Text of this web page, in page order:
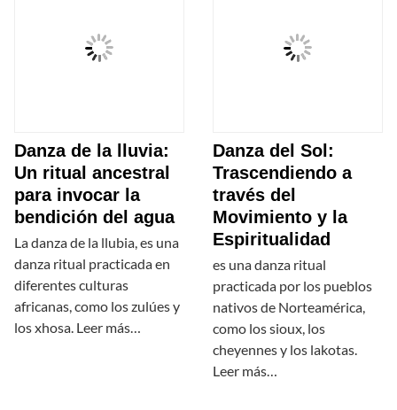
Danza de la lluvia:
Un ritual ancestral
para invocar la
bendición del agua
La danza de la llubia, es una
danza ritual practicada en
diferentes culturas
africanas, como los zulúes y
los xhosa. Leer más…
Danza del Sol:
Trascendiendo a
través del
Movimiento y la
Espiritualidad
es una danza ritual
practicada por los pueblos
nativos de Norteamérica,
como los sioux, los
cheyennes y los lakotas.
Leer más…